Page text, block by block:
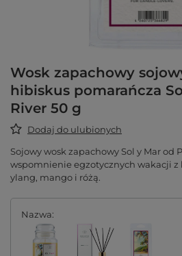
Wosk zapachowy
hibiskus pomarańcza
River 50 g
Dodaj do ulubionych
Sojowy wosk zapachowy Sol y Mar od
wspomnienie egzotycznych wakacji
ylang, mango i różą.
Nazwa